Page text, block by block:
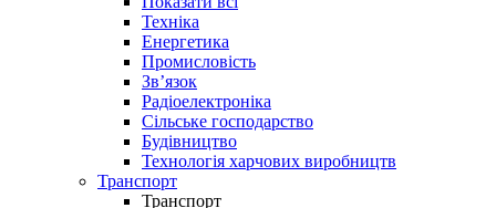
Техніка
Енергетика
Промисловість
Зв’язок
Радіоелектроніка
Сільське господарство
Будівництво
Технологія харчових виробництв
Транспорт
Транспорт